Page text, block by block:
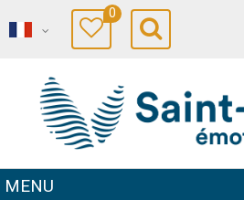
0
MENU